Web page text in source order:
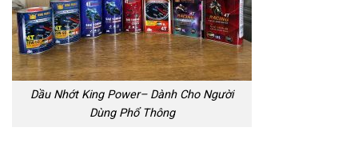
Dầu Nhớt King Power– Dành Cho Người
Dùng Phổ Thông